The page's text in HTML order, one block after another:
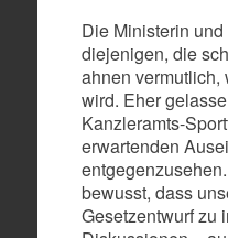
Die Ministerin
diejenigen, die
ahnen vermutlich,
wird. Eher
Kanzleramts-
erwartenden
bewusst, dass
Gesetzentwurf zu